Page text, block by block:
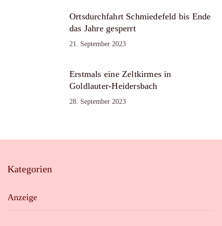
Ortsdurchfahrt Schmiedefeld bis Ende
das Jahre gesperrt
21. September 2023
Erstmals eine Zeltkirmes in
Goldlauter-Heidersbach
28. September 2023
Kategorien
Anzeige